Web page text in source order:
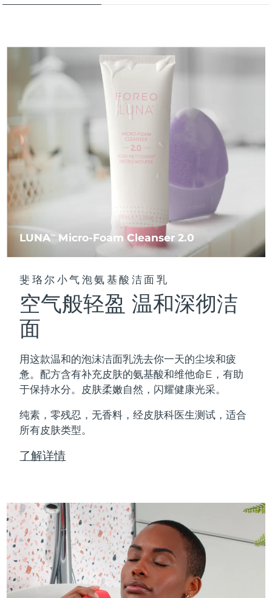
LUNATM Micro-Foam Cleanser 2.0
斐珞尔小气泡氨基酸洁面乳
空气般轻盈 温和深彻洁
面
用这款温和的泡沫洁面乳洗去你一天的尘埃和疲
惫。配方含有补充皮肤的氨基酸和维他命E，有助
于保持水分。皮肤柔嫩自然，闪耀健康光采。
纯素，零残忍，无香料，经皮肤科医生测试，适合
所有皮肤类型。
了解详情